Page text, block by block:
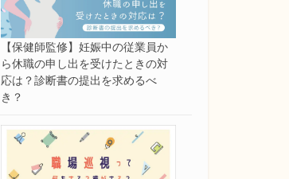
【保健師監修】妊娠中の従業員か
ら休職の申し出を受けたときの対
応は？診断書の提出を求めるべ
き？